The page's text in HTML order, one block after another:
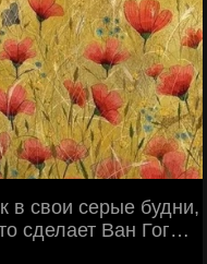
в свои серые будни,
сделает Ван Гог…